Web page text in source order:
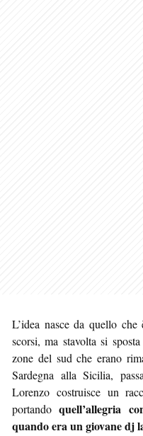
L’idea nasce da quello
scorsi, ma stavolta si
zone del sud che erano
Sardegna alla Sicilia,
Lorenzo costruisce un
portandoquell’allegria
quando era un giovane dj